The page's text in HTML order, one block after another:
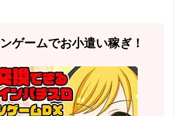
ゲームでお小遣い稼ぎ！